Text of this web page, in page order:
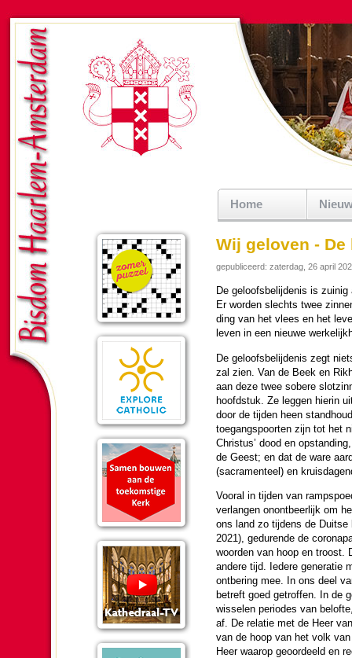
Home
Wij geloven -
gepubliceerd: zaterdag, 26 april
De ge­loofs­be­lij­de­nis is
Er wor­den slechts twee
ding van het vlees en het
leven in een nieuwe
De ge­loofs­be­lij­de­nis zegt
zal zien. Van de Beek en
aan deze twee sobere
hoofd­stuk. Ze leggen hierin
door de tij­den heen
toegangspoorten zijn tot het
Christus’ dood en
de Geest; en dat de ware
(sacra­menteel) en
Vooral in tij­den van
verlangen onontbeer­lijk om
ons land zo tij­dens de Duitse
2021), gedurende de
woor­den van hoop en troost.
andere tijd. Iedere gene­ra­tie
ontbe­ring mee. In ons deel
betreft goed getroffen. In de
wisselen periodes van
af. De relatie met de Heer
van de hoop van het volk
Heer waarop ge­oor­deeld en